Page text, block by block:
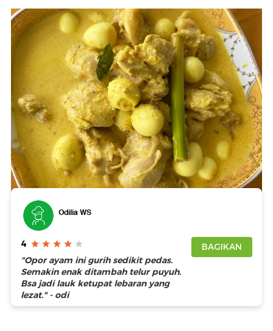
Foto: Detikfood
Odilia WS
4
"Opor ayam ini gurih sedikit pedas.
Semakin enak ditambah telur puyuh.
Bsa jadi lauk ketupat lebaran yang
lezat." - odi
BAGIKAN